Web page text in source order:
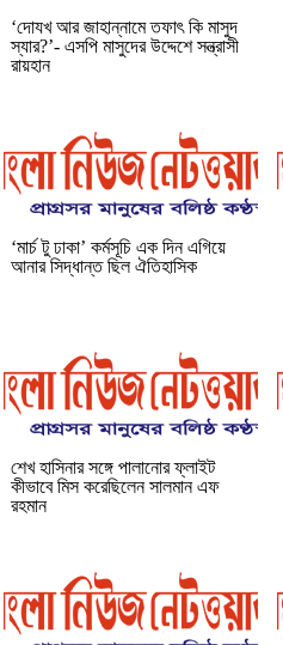
‘দোযখ আর জাহান্নামে তফাৎ কি মাসুদ
স্যার?’- এসপি মাসুদের উদ্দেশে সন্ত্রাসী
রায়হান
‘মার্চ টু ঢাকা’ কর্মসূচি এক দিন এগিয়ে
আনার সিদ্ধান্ত ছিল ঐতিহাসিক
শেখ হাসিনার সঙ্গে পালানোর ফ্লাইট
কীভাবে মিস করেছিলেন সালমান এফ
রহমান